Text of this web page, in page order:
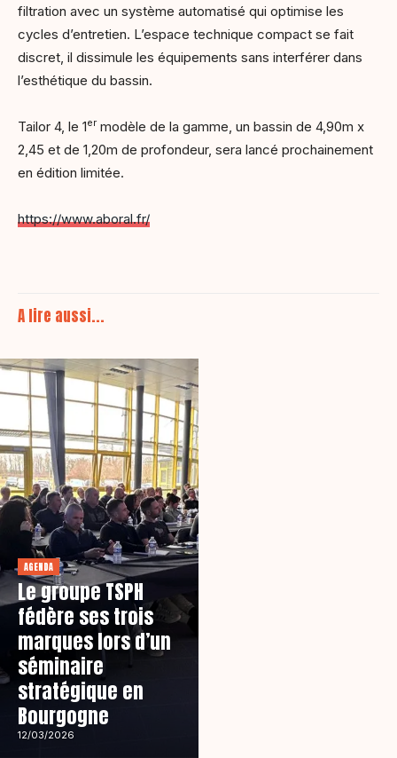
filtration avec un système automatisé qui optimise les
cycles d’entretien. L’espace technique compact se fait
discret, il dissimule les équipements sans interférer dans
l’esthétique du bassin.
Tailor 4, le 1ermodèle de la gamme, un bassin de 4,90m x
2,45 et de 1,20m de profondeur, sera lancé prochainement
en édition limitée.
https://www.aboral.fr/
A lire aussi...
AGENDA
Le groupe TSPH
fédère ses trois
marques lors d’un
séminaire
stratégique en
Bourgogne
12/03/2026